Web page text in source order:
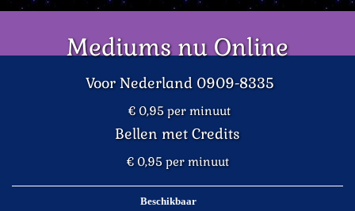
Mediums nu Online
Voor Nederland 0909-8335
€ 0,95 per minuut
Bellen met Credits
€ 0,95 per minuut
Beschikbaar